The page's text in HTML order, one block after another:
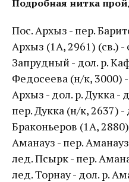
Подробная нитка
Пос. Архыз - пер.
Архыз (1А, 2961) (св.) -
Запрудный - дол. р.
Федосеева (н/к, 3000)
Архыз - дол. р. Дукка -
пер. Дукка (н/к, 2637) -
Браконьеров (1А,
Аманауз - пер.
лед. Псырк - пер.
лед. Торнау - дол. р.